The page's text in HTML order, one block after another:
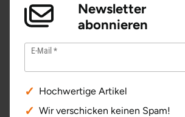
Newsletter
abonnieren
E-Mail
Hochwertige Artikel
Wir verschicken keinen Spam!